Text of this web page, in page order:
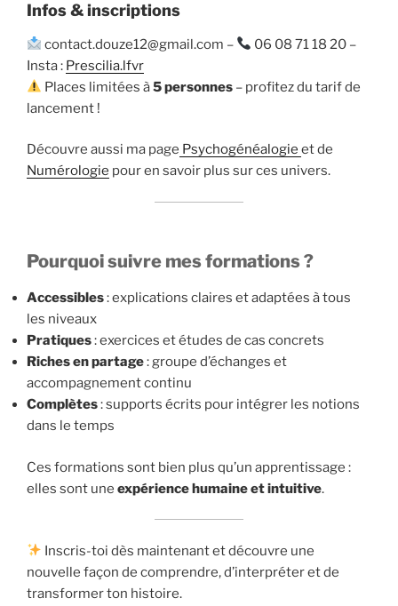
Infos & inscriptions
contact.douze12@gmail.com –
06 08 71 18 20 –
Insta : Prescilia.lfvr
Places limitées à5 personnes – profitez du tarif de
lancement !
Découvre aussi ma page Psychogénéalogie et de
Numérologie pour en savoir plus sur ces univers.
Pourquoi suivre mes formations ?
Accessibles: explications claires et adaptées à tous
les niveaux
Pratiques: exercices et études de cas concrets
Riches en partage: groupe d’échanges et
accompagnement continu
Complètes: supports écrits pour intégrer les notions
dans le temps
Ces formations sont bien plus qu’un apprentissage :
elles sont une expérience humaine et intuitive.
Inscris-toi dès maintenant et découvre une
nouvelle façon de comprendre, d’interpréter et de
transformer ton histoire.